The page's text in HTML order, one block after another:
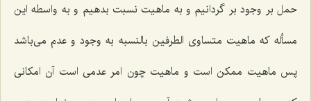
حمل بر وجود بر گردانیم و به ماهیت نسبت بدهیم و به واسطه این
مسأله كه ماهیت متساوى الطرفین بالنسبه به وجود و عدم مى‌باشد
پس ماهیت ممكن است و ماهیت چون امر عدمى است آن امكانى